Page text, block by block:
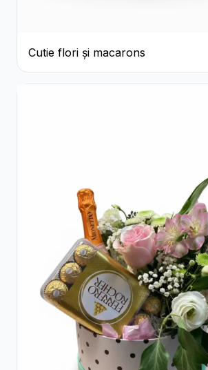
Cutie flori și macarons